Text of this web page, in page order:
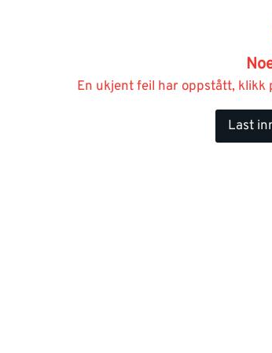
En ukjent feil har oppstått, klikk
Last